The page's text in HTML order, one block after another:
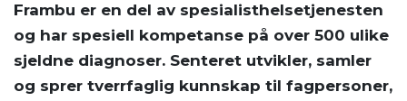
Frambu er en del av spesialisthelsetjenesten
og har spesiell kompetanse på over 500 ulike
sjeldne diagnoser. Senteret utvikler, samler
og sprer tverrfaglig kunnskap til fagpersoner,